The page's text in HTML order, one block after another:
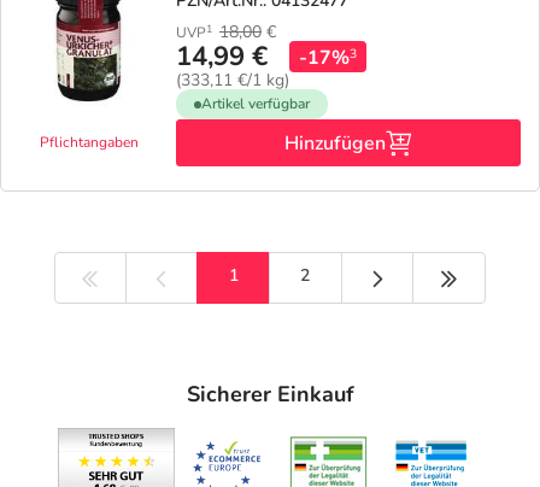
Pflichtangaben
UVP1 18,00 €
14,99 €
(333,11 €/1 kg)
-17%3
Artikel verfügbar
Hinzufügen
1 2 Nächste Seite
Sicherer Einkauf